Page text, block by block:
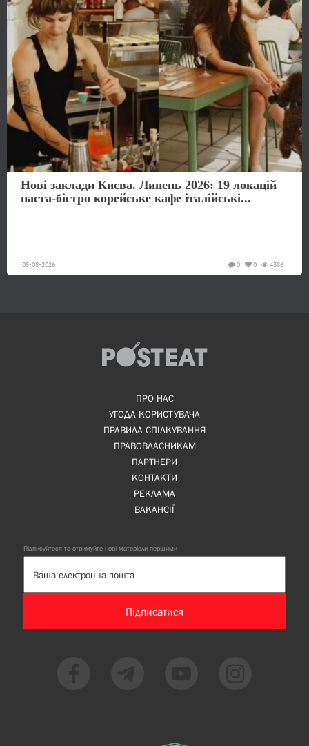
Нові заклади Києва. Липень 2026: 19 локацій
паста-бістро корейське кафе італійські...
05-08-2026 4386
0
0
ПРО НАС
УГОДА КОРИСТУВАЧА
ПРАВИЛА СПІЛКУВАННЯ
ПРАВОВЛАСНИКАМ
ПАРТНЕРИ
КОНТАКТИ
РЕКЛАМА
ВАКАНСІЇ
Підписуйтеся та отримуйте нові матеріали першими
Підписатися